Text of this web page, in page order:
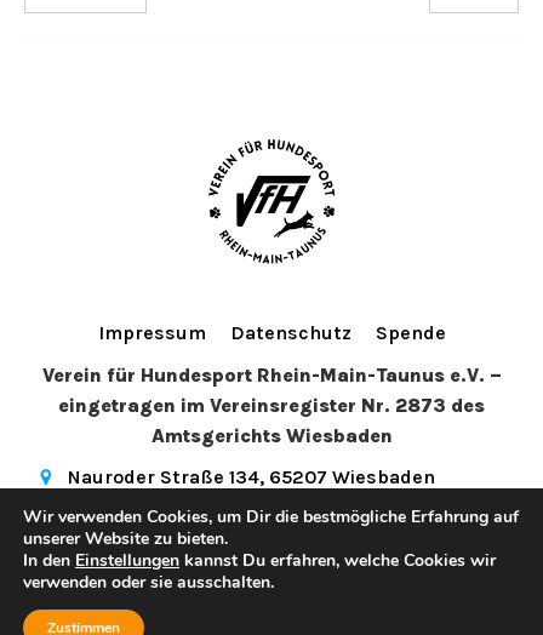
Impressum Datenschutz
Spende
Verein für Hundesport Rhein-Main-Taunus e.V. –
eingetragen im Vereinsregister Nr. 2873 des
Amtsgerichts Wiesbaden
Nauroder Straße 134, 65207 Wiesbaden
(+49) 179 5081972
info@vfhwi.de
hundesport_wiesbaden
© 2026 Verein für Hundesport Rhein-Main-Taunus e.V.. Created
for free using WordPress and
Wir verwenden Cookies, um Dir die bestmögliche Erfahrung auf
unserer Website zu bieten.
In den Einstellungen kannst Du erfahren, welche Cookies wir
verwenden oder sie ausschalten.
Zustimmen